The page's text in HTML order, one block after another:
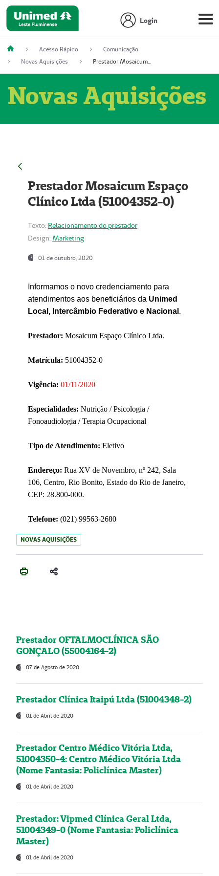
Login
Acesso Rápido
Comunicação
Novas Aquisições
Prestador Mosaicum Espaço Clínico Ltda (51004352-0)
Novas Aquisições
Prestador Mosaicum Espaço
Clínico Ltda (51004352-0)
Texto: Relacionamento do prestador
Design: Marketing
01 de outubro, 2020
Informamos o novo credenciamento para
atendimentos aos beneficiários da Unimed
Local, Intercâmbio Federativo e Nacional .
Prestador: Mosaicum Espaço Clínico Ltda.
Matrícula: 51004352-0
Vigência: 01/11/2020
Especialidades: Nutrição / Psicologia /
Fonoaudiologia / Terapia Ocupacional
Tipo de Atendimento: Eletivo
Endereço: Rua XV de Novembro, nº 242, Sala
106, Centro, Rio Bonito, Estado do Rio de Janeiro,
CEP: 28.800-000.
Telefone: (021) 99563-2680
NOVAS AQUISIÇÕES
Prestador OFTALMOCLÍNICA SÃO
GONÇALO (55004164-2)
07 de Agosto de 2020
Prestador Clínica Itaipú Ltda (51004348-2)
01 de Abril de 2020
Prestador Centro Médico Vitória Ltda,
51004350-4: Centro Médico Vitória Ltda
(Nome Fantasia: Policlínica Master)
01 de Abril de 2020
Prestador: Vipmed Clínica Geral Ltda,
51004349-0 (Nome Fantasia: Policlínica
Master)
01 de Abril de 2020